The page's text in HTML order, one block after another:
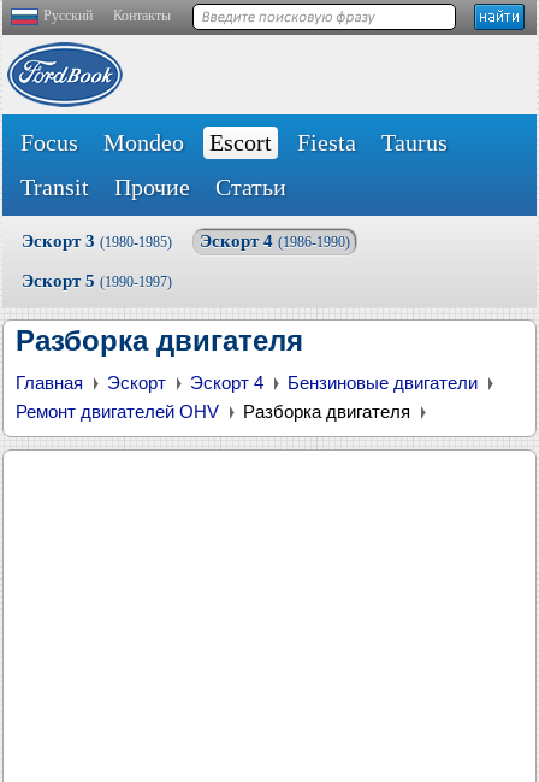
Русский Контакты
Focus Mondeo Escort Fiesta
Taurus
Transit
Прочие Статьи
Эскорт 3 (1980-1985) Эскорт 4 (1986-1990)
Эскорт 5 (1990-1997)
Разборка двигателя
Главная Эскорт Эскорт 4
Бензиновые двигатели
Ремонт двигателей OHV
Разборка двигателя